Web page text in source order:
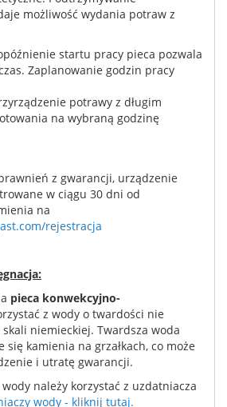
możliwość wydania potraw z
startu pracy pieca pozwala
Zaplanowanie godzin pracy
potrawy z długim
na wybraną godzinę
z gwarancji, urządzenie
w ciągu 30 dni od
na
rejestracja
pieca konwekcyjno-
z wody o twardości nie
niemieckiej. Twardsza woda
się kamienia na grzałkach, co może
i utratę gwarancji.
należy korzystać z uzdatniacza
wody - kliknij tutaj.